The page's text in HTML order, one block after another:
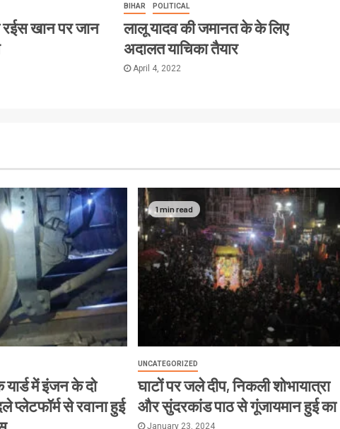
रईस खान पर जान
BIHAR POLITICAL
लालू यादव की जमानत के के लिए
अदालत याचिका तैयार
April 4, 2022
में इंजन के दो
प्लेटफॉर्म से रवाना हुई
1 min read
UNCATEGORIZED
घाटों पर जले दीप, निकली शोभायात्रा
और सुंदरकांड पाठ से गूंजायमान हुई का
January 23, 2024